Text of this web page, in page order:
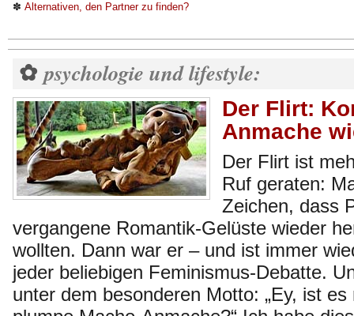
✽ Alternativen, den Partner zu finden?
✿ psychologie und lifestyle:
Der Flirt:
Anmache
Der Flirt ist
Ruf geraten:
Zeichen, dass
vergangene Romantik-Gelüste wieder
wollten. Dann war er – und ist immer
jeder beliebigen Feminismus-Debatte.
unter dem besonderen Motto: „Ey, ist